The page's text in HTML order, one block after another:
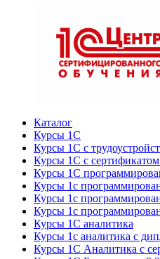
Каталог
Курсы 1С
Курсы 1С с
Курсы 1С с
Курсы 1С
Курсы 1с
Курсы 1с
Курсы 1с
Курсы 1С аналитика
Курсы 1с аналитика с
Курсы 1С Аналитика с